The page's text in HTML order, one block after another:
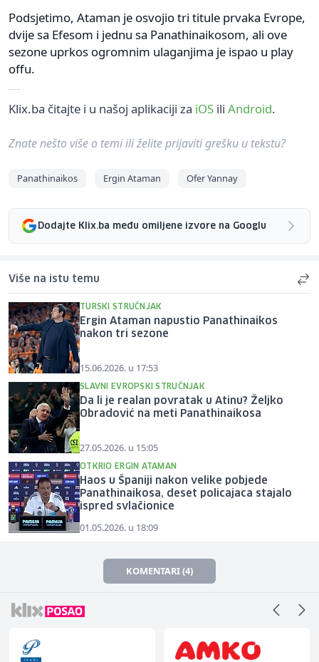
Podsjetimo, Ataman je osvojio tri titule prvaka Evrope,
dvije sa Efesom i jednu sa Panathinaikosom, ali ove
sezone uprkos ogromnim ulaganjima je ispao u play
offu.
Klix.ba čitajte i u našoj aplikaciji za iOS ili Android.
Znate nešto više o temi ili želite prijaviti grešku u tekstu?
Panathinaikos Ergin Ataman Ofer Yannay
Dodajte Klix.ba među omiljene izvore na Googlu
Više na istu temu
TURSKI STRUČNJAK
Ergin Ataman napustio Panathinaikos
nakon tri sezone
15.06.2026. u 17:53
SLAVNI EVROPSKI STRUČNJAK
Da li je realan povratak u Atinu? Željko
Obradović na meti Panathinaikosa
27.05.2026. u 15:05
OTKRIO ERGIN ATAMAN
Haos u Španiji nakon velike pobjede
Panathinaikosa, deset policajaca stajalo
ispred svlačionice
01.05.2026. u 18:09
KOMENTARI (4)